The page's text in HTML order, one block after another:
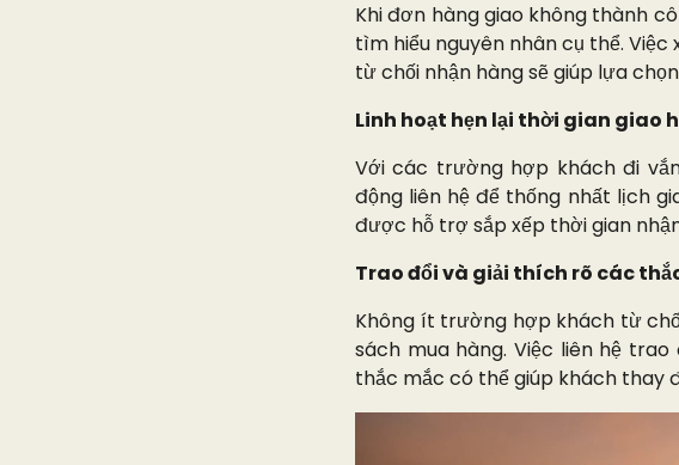
Khi đơn hàng giao không thành
tìm hiểu nguyên nhân cụ thể.
từ chối nhận hàng sẽ giúp lựa
Linh hoạt hẹn lại thời gian giao
Với các trường hợp khách đi
động liên hệ để thống nhất lịch
được hỗ trợ sắp xếp thời gian
Trao đổi và giải thích rõ các
Không ít trường hợp khách từ
sách mua hàng. Việc liên hệ
thắc mắc có thể giúp khách thay